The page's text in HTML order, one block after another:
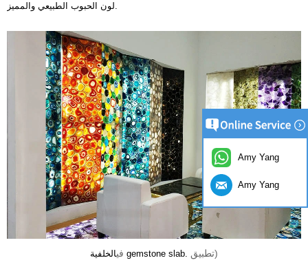
لون الحبوب الطبيعي والمميز.
في الخلفية gemstone slab. تطبيق)
Amy Yang
Amy Yang